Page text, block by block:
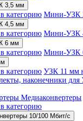
3,5 мм
категорию Мини-УЗК
4,5 мм
категорию Мини-УЗК
6 мм
категорию Мини-УЗК
категорию УЗК 11 мм
наконечники
Медиаконвертеры
категорию
10/100 Мбит/с